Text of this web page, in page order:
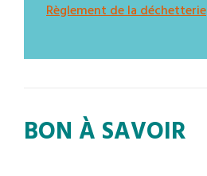
Règlement de la déchetterie
BON À SAVOIR